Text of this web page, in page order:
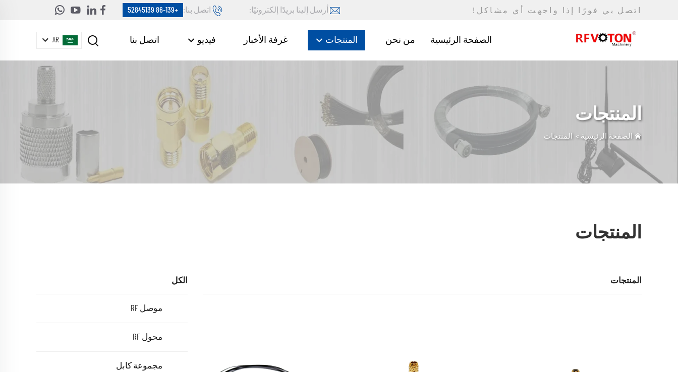
اتصل بي فورًا إذا واجهت أي مشاكل! أرسل إلينا بريدًا إلكترونيًا: اتصل بنا: +86-139 52845139
الصفحة الرئيسية من نحن المنتجات غرفة الأخبار فيديو اتصل بنا AR
المنتجات
الصفحة الرئيسية > المنتجات
المنتجات
الكل
موصل RF
محول RF
مجموعة كابل
المنتجات